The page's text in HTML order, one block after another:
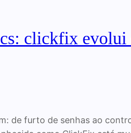
clickfix evolui
de furto de senhas ao